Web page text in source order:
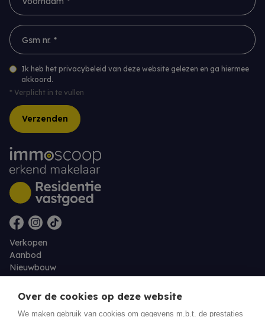
Gsm nr. *
Ik heb het privacybeleid van deze website gelezen en ga hiermee
akkoord.
* Verplicht in te vullen
Verzenden
Verkopen
Aanbod
Nieuwbouw
Over ons
Contact
Over de cookies op deze website
We maken gebruik van cookies om gegevens m.b.t. de prestaties